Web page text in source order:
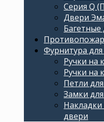
Серия Q
Двери
Багетные
Фурнитура
Ручки на
Ручки на
Петли
Замки
двери